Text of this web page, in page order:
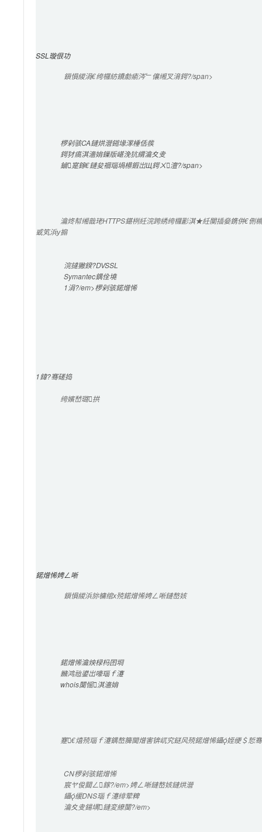
SSL璇佷功
鎻愪緵涓€绔欏紡鐨勮瘉涔﹂儴缃叉湇鍔?/span>
椤剁骇CA鏈烘瀯鎺堟潈棰佸彂
鍔犲瘑淇濇姢鏁版嵁浼犺緭瀹夊叏
鏀寔鎵€鏈夋祻瑙堝櫒鍜岀Щ鍔ㄨ澶?/span>
瀹炵幇缃戠珯HTTPS鍖栵紝浣跨綉绔欏彲淇★紝闃插姭鎸併€
戜笂浜у搧
浣撻獙鍨?DVSSL
Symantec鍝佺墝
1涓?/em>椤剁骇鍩熷悕
1鍏?骞磋捣
绔嬪嵆璐拱
鍩熷悕娉ㄥ唽
鎻愪緵浜旀槦绾х殑鍩熷悕娉ㄥ唽鏈嶅姟
鍩熷悕瀹炴椂杩囨埛
鏅鸿兘鍙岀嚎瑙ｆ瀽
whois闅愮淇濇姢
蹇€熺殑瑙ｆ瀽鍝嶅簲閫熷害锛屼究鎹风殑鍩熷悕鑷姪绠＄悊
CN椤剁骇鍩熷悕
宸ヤ俊閮ㄥ鎵?/em>娉ㄥ唽鏈嶅姟鏈烘瀯
鑷缓DNS瑙ｆ瀽绯荤粺
瀹夊叏鍚堣鏈変繚闅?/em>